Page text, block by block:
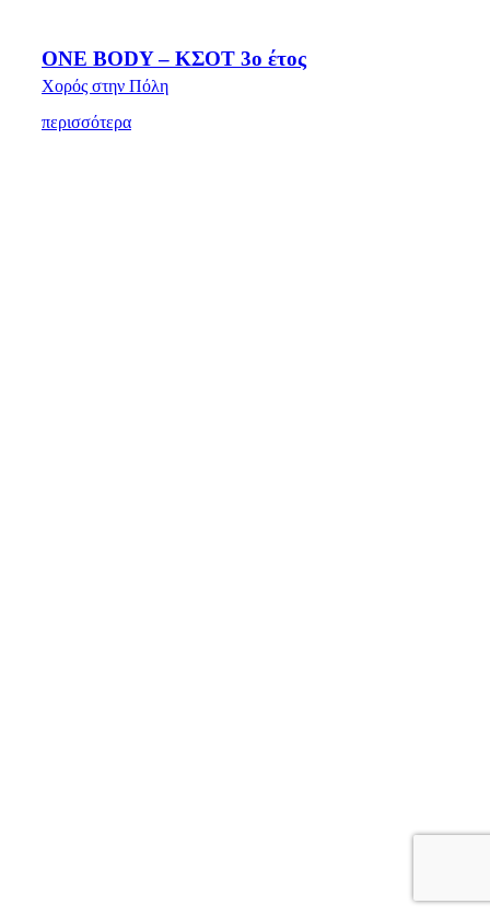
ONE BODY – ΚΣΟΤ 3ο έτος
Χορός στην Πόλη
περισσότερα